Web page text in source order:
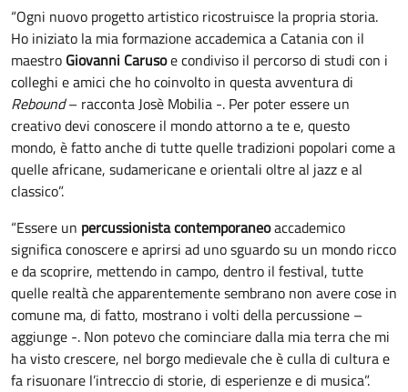
“Ogni nuovo progetto artistico ricostruisce la propria storia.
Ho iniziato la mia formazione accademica a Catania con il
maestro Giovanni Carusoe condiviso il percorso di studi con i
colleghi e amici che ho coinvolto in questa avventura di
Rebound– racconta Josè Mobilia -. Per poter essere un
creativo devi conoscere il mondo attorno a te e, questo
mondo, è fatto anche di tutte quelle tradizioni popolari come a
quelle africane, sudamericane e orientali oltre al jazz e al
classico”.
“Essere un percussionista contemporaneoaccademico
significa conoscere e aprirsi ad uno sguardo su un mondo ricco
e da scoprire, mettendo in campo, dentro il festival, tutte
quelle realtà che apparentemente sembrano non avere cose in
comune ma, di fatto, mostrano i volti della percussione –
aggiunge -. Non potevo che cominciare dalla mia terra che mi
ha visto crescere, nel borgo medievale che è culla di cultura e
fa risuonare l’intreccio di storie, di esperienze e di musica”.